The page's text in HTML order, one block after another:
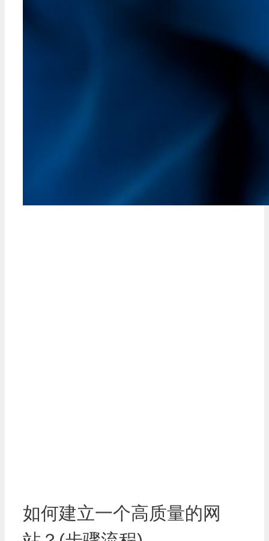
如何建立一个高质量的网